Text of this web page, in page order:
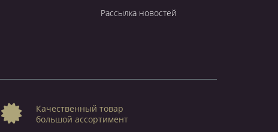
Рассылка новостей
Качественный товар
большой ассортимент